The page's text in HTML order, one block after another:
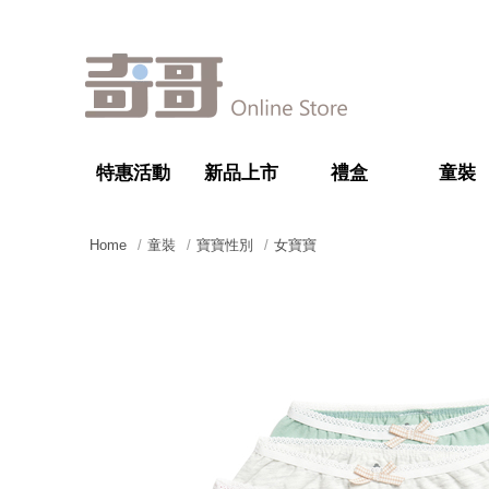
特惠活動 新品上市 禮盒 童裝
Home 童裝 寶寶性別 女寶寶